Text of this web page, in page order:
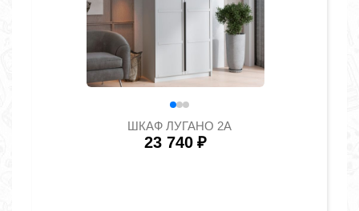
ШКАФ ЛУГАНО 2А
23 740 ₽